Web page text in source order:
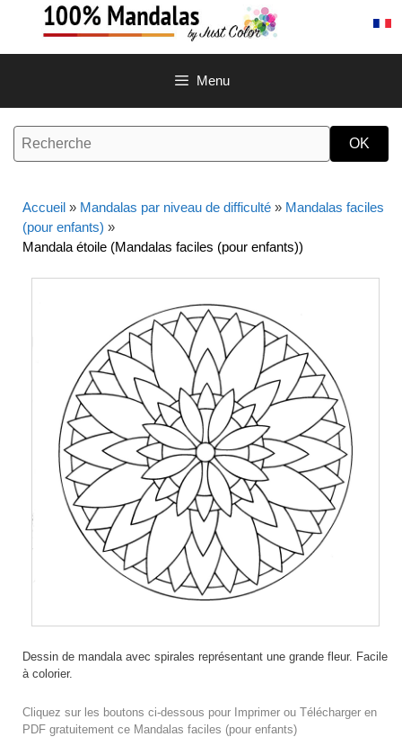
contenu
Menu
Accueil » Mandalas par niveau de difficulté » Mandalas faciles
(pour enfants) »
Mandala étoile (Mandalas faciles (pour enfants))
Dessin de mandala avec spirales représentant une grande fleur. Facile
à colorier.
Cliquez sur les boutons ci-dessous pour Imprimer ou Télécharger en
PDF gratuitement ce Mandalas faciles (pour enfants)